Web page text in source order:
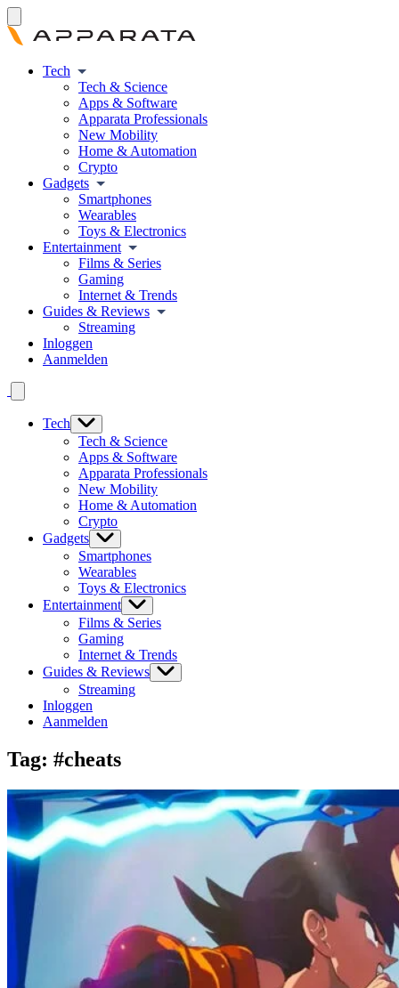
Tech
Tech & Science
Apps & Software
Apparata Professionals
New Mobility
Home & Automation
Crypto
Gadgets
Smartphones
Wearables
Toys & Electronics
Entertainment
Films & Series
Gaming
Internet & Trends
Guides & Reviews
Streaming
Inloggen
Aanmelden
Tech
Tech & Science
Apps & Software
Apparata Professionals
New Mobility
Home & Automation
Crypto
Gadgets
Smartphones
Wearables
Toys & Electronics
Entertainment
Films & Series
Gaming
Internet & Trends
Guides & Reviews
Streaming
Inloggen
Aanmelden
Tag: #cheats